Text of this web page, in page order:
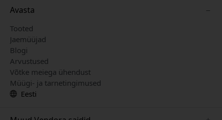
Avasta
Tooted
Jaemüüjad
Blogi
Arvustused
Võtke meiega ühendust
Müügi- ja tarnetingimused
Eesti